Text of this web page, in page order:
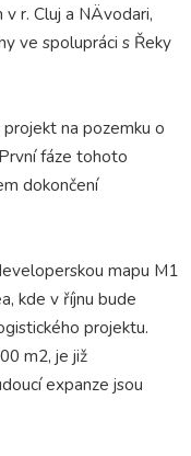
r. Cluj a NÄvodari,
ve spolupráci s Řeky
na pozemku o
fáze tohoto
dokončení
mapu M1
kde v říjnu bude
projektu.
m2, je již
expanze jsou